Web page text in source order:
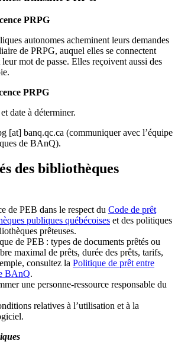
PRPG
autonomes acheminent leurs demandes
de PRPG, auquel elles se connectent
mot de passe. Elles reçoivent aussi des
PRPG
date à déterminer.
[at] banq.qc.ca (communiquer avec l’équipe
de BAnQ).
des bibliothèques
de PEB dans le respect du Code de prêt
publiques québécoises et des politiques
prêteuses.
de PEB : types de documents prêtés ou
maximal de prêts, durée des prêts, tarifs,
consultez la Politique de prêt entre
BAnQ.
une personne-ressource responsable du
relatives à l’utilisation et à la